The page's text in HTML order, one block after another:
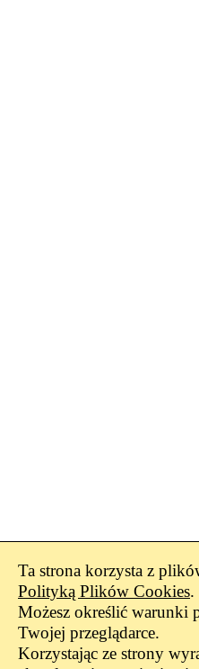
Ta strona korzysta z
Polityką Plików Cookies.
Możesz określić warunki
Twojej przeglądarce.
Korzystając ze strony